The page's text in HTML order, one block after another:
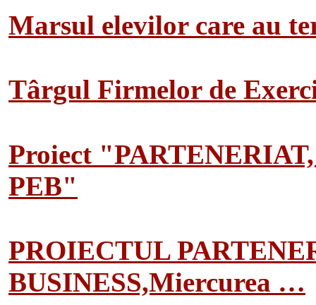
Marsul elevilor care au
Târgul Firmelor de
Proiect
PEB"
PROIECTUL
BUSINESS,Miercurea …